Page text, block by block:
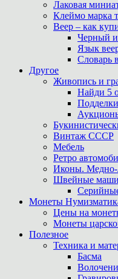
Лаковая
Клеймо марка
Веер – как
Черный и
Язык
Словарь
Другое
Живопись и
Найди 5
Винтаж СССР
Мебель
Ретро
Иконы. Медно-
Швейные
Монеты
Цены на
Монеты
Полезное
Техника и
Басма